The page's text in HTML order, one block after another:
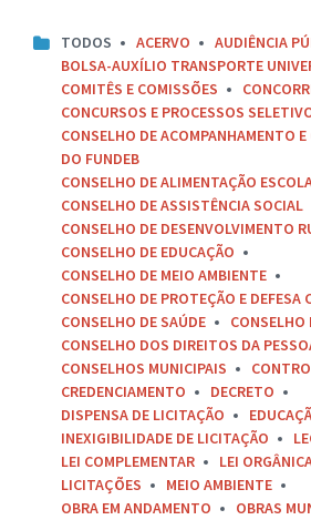
TODOS ACERVO
AUDIÊNCIA
BOLSA-AUXÍLIO TRANSPORTE
COMITÊS E COMISSÕES
CONCURSOS E PROCESSOS
CONSELHO DE ACOMPANHAMENTO
DO FUNDEB
CONSELHO DE ALIMENTAÇÃO
CONSELHO DE ASSISTÊNCIA SOCIAL
CONSELHO DE DESENVOLVIMENTO
CONSELHO DE EDUCAÇÃO
CONSELHO DE MEIO AMBIENTE
CONSELHO DE PROTEÇÃO E DEFESA
CONSELHO DE SAÚDE
CONSELHO
CONSELHO DOS DIREITOS DA
CONSELHOS MUNICIPAIS
CREDENCIAMENTO
DECRETO
DISPENSA DE LICITAÇÃO
INEXIGIBILIDADE DE LICITAÇÃO
LEI COMPLEMENTAR
LEI
LICITAÇÕES
MEIO AMBIENTE
OBRA EM ANDAMENTO
OBRAS